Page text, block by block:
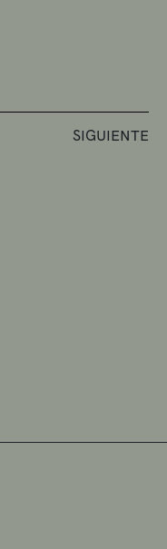
SIGUIENTE